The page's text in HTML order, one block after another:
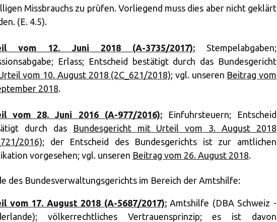
Missbrauchs zu prüfen. Vorliegend muss dies aber nicht geklärt
(E. 4.5).
vom 12. Juni 2018 (A-3735/2017):Stempelabgaben;
Erlass; Entscheid bestätigt durch das Bundesgericht
vom 10. August 2018 (2C_621/2018); vgl. unseren Beitrag vom
2018.
vom 28. Juni 2016 (A-977/2016):Einfuhrsteuern; Entscheid
durch das
Bundesgericht mit Urteil vom 3. August 2018
2016); der Entscheid des Bundesgerichts ist zur amtlichen
vorgesehen; vgl. unseren Beitrag vom 26. August 2018.
des Bundesverwaltungsgerichts im Bereich der Amtshilfe:
vom 17. August 2018 (A-5687/2017):Amtshilfe (DBA Schweiz -
völkerrechtliches Vertrauensprinzip; es ist davon